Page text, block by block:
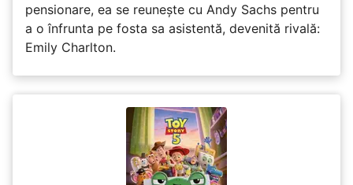
pensionare, ea se reunește cu Andy Sachs pentru
a o înfrunta pe fosta sa asistentă, devenită rivală:
Emily Charlton.